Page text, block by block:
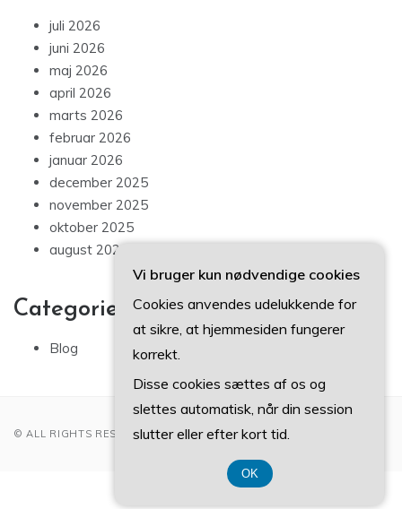
juli 2026
juni 2026
maj 2026
april 2026
marts 2026
februar 2026
januar 2026
december 2025
november 2025
oktober 2025
august 2025
Categories
Blog
© ALL RIGHTS RESERVED 2022
Vi bruger kun nødvendige cookies
Cookies anvendes udelukkende for
at sikre, at hjemmesiden fungerer
korrekt.
Disse cookies sættes af os og
slettes automatisk, når din session
slutter eller efter kort tid.
OK